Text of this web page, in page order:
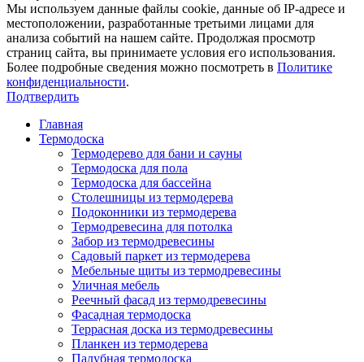
Мы используем данные файлы cookie, данные об IP-адресе и
местоположении, разработанные третьими лицами для
анализа событий на нашем сайте. Продолжая просмотр
страниц сайта, вы принимаете условия его использования.
Более подробные сведения можно посмотреть в Политике
конфиденциальности.
Подтвердить
Главная
Термодоска
Термодерево для бани и сауны
Термодоска для пола
Термодоска для бассейна
Столешницы из термодерева
Подоконники из термодерева
Термодревесина для потолка
Забор из термодревесины
Садовый паркет из термодерева
Мебельные щиты из термодревесины
Уличная мебель
Реечный фасад из термодревесины
Фасадная термодоска
Террасная доска из термодревесины
Планкен из термодерева
Палубная термодоска